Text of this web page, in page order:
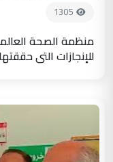
1305
منظمة الصحة
للإنجازات التي